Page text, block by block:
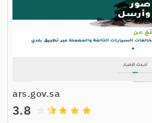
ars.gov.sa
grade
grade
grade
3.8